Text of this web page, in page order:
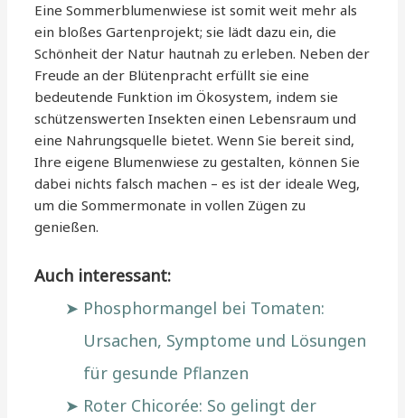
Eine Sommerblumenwiese ist somit weit mehr als
ein bloßes Gartenprojekt; sie lädt dazu ein, die
Schönheit der Natur hautnah zu erleben. Neben der
Freude an der Blütenpracht erfüllt sie eine
bedeutende Funktion im Ökosystem, indem sie
schützenswerten Insekten einen Lebensraum und
eine Nahrungsquelle bietet. Wenn Sie bereit sind,
Ihre eigene Blumenwiese zu gestalten, können Sie
dabei nichts falsch machen – es ist der ideale Weg,
um die Sommermonate in vollen Zügen zu
genießen.
Auch interessant:
Phosphormangel bei Tomaten:
Ursachen, Symptome und Lösungen
für gesunde Pflanzen
Roter Chicorée: So gelingt der